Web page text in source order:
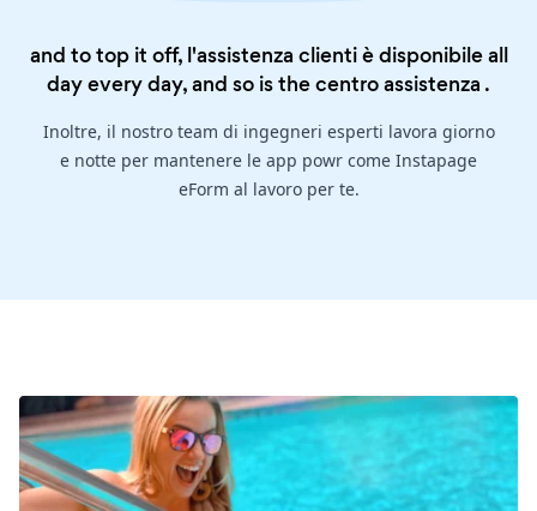
and to top it off, l'assistenza clienti è disponibile all
day every day, and so is thecentro assistenza .
Inoltre, il nostro team di ingegneri esperti lavora giorno
e notte per mantenere le app powr come Instapage
eForm al lavoro per te.